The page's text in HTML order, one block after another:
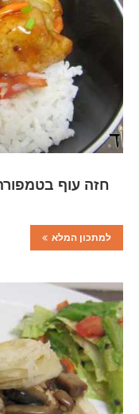
חזה עוף
למתכון המלא